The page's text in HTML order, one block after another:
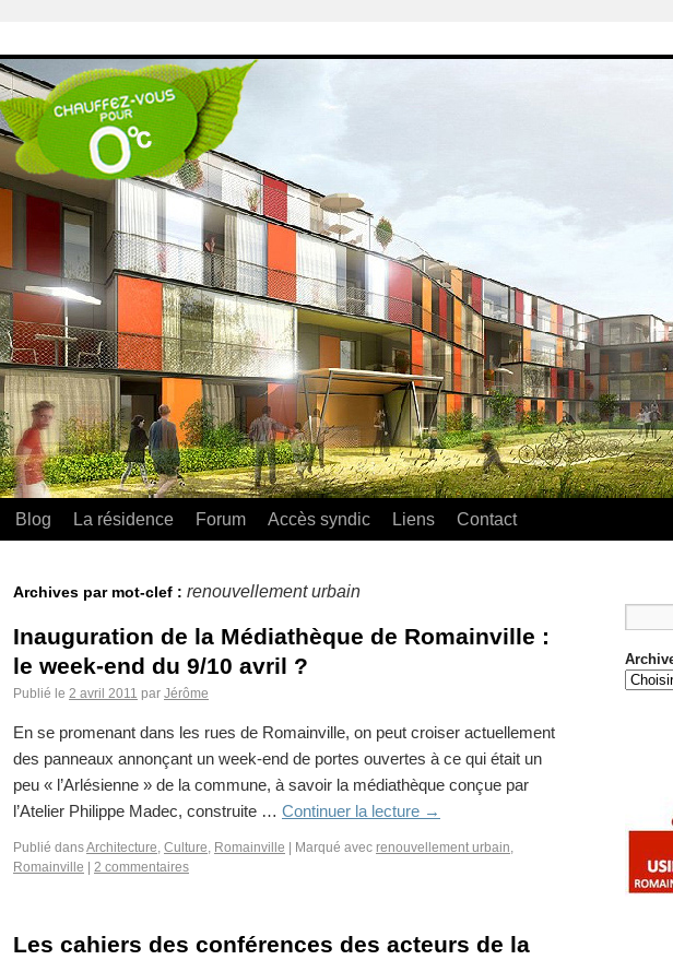
Blog La résidence Forum Accès syndic Liens Contact
Archives par mot-clef : renouvellement urbain
Inauguration de la Médiathèque de Romainville :
le week-end du 9/10 avril ?
Publié le 2 avril 2011 par Jérôme
En se promenant dans les rues de Romainville, on peut croiser actuellement
des panneaux annonçant un week-end de portes ouvertes à ce qui était un
peu « l’Arlésienne » de la commune, à savoir la médiathèque conçue par
l’Atelier Philippe Madec, construite … Continuer la lecture →
Publié dansArchitecture, Culture, Romainville Marqué avec renouvellement urbain,
Romainville
2 commentaires
Les cahiers des conférences des acteurs de la